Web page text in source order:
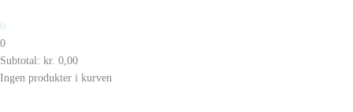
0
0
Subtotal: kr. 0,00
Ingen produkter i kurven